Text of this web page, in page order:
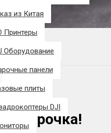
из Китая
Принтеры
Оборудование
панели
плиты
DJI